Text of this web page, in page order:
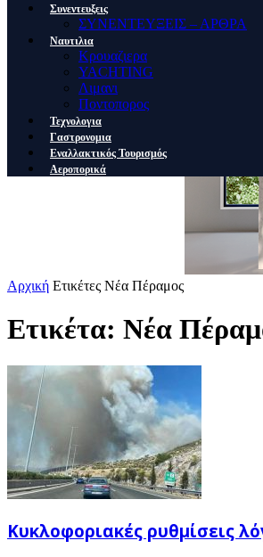
Συνεντευξεις
ΣΥΝΕΝΤΕΥΞΕΙΣ – ΑΡΘΡΑ
Ναυτιλια
Κρουαζιερα
YACHTING
Λιμανι
Ποντοπορος
Τεχνολογια
Γαστρονομια
Εναλλακτικός Τουρισμός
Αεροπορικά
Αρχική Ετικέτες Νέα Πέραμος
Ετικέτα: Νέα
Κυκλοφοριακές ρυθμίσεις